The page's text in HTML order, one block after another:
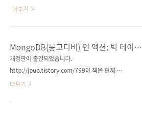
(松信 嘉範) 역자명 정인식 출판일 2012년 11
월 16일 페이지 368쪽 판형 크라운판 변형
원 ISBN 978-89-94506-55-5 부가기호:
93560 키워드 인덱스, 데이터 모델링, 테이블
설계, 정규화 이론, 복제, 트랜잭션, ..
로그래가 되고자 한다면 기본적인 HTML은 물
이터베이스와 관련된 기본 지식과 MySQL이나
오라클 등 DBMS에 관련된 지식도 있어야 할 겁
니다. 오늘 소개해드릴 책은 일본 기술평론사에
ベース技術[実践]入門)]이란 책입니다. 번역서
명은 [웹 프로그래머를 위한 데이터베이스를 지
더보기
MongoDB(몽고디비) 인 액션: 빅 데이터
시대의 최고의 NoSQL 데이터베이스
개정판이 출간되었습니다.
http://jpub.tistory.com/799이 책은 현재 절
판입니다. 그간 읽어주신 분들께 감사드립니다.
더보기